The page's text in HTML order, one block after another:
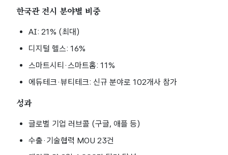
한국관 전시 분야별 비중
AI: 21% (최대)
디지털 헬스: 16%
스마트시티·스마트홈: 11%
에듀테크·뷰티테크: 신규 분야로 102개사 참가
성과
글로벌 기업 러브콜 (구글, 애플 등)
수출·기술협력 MOU 23건